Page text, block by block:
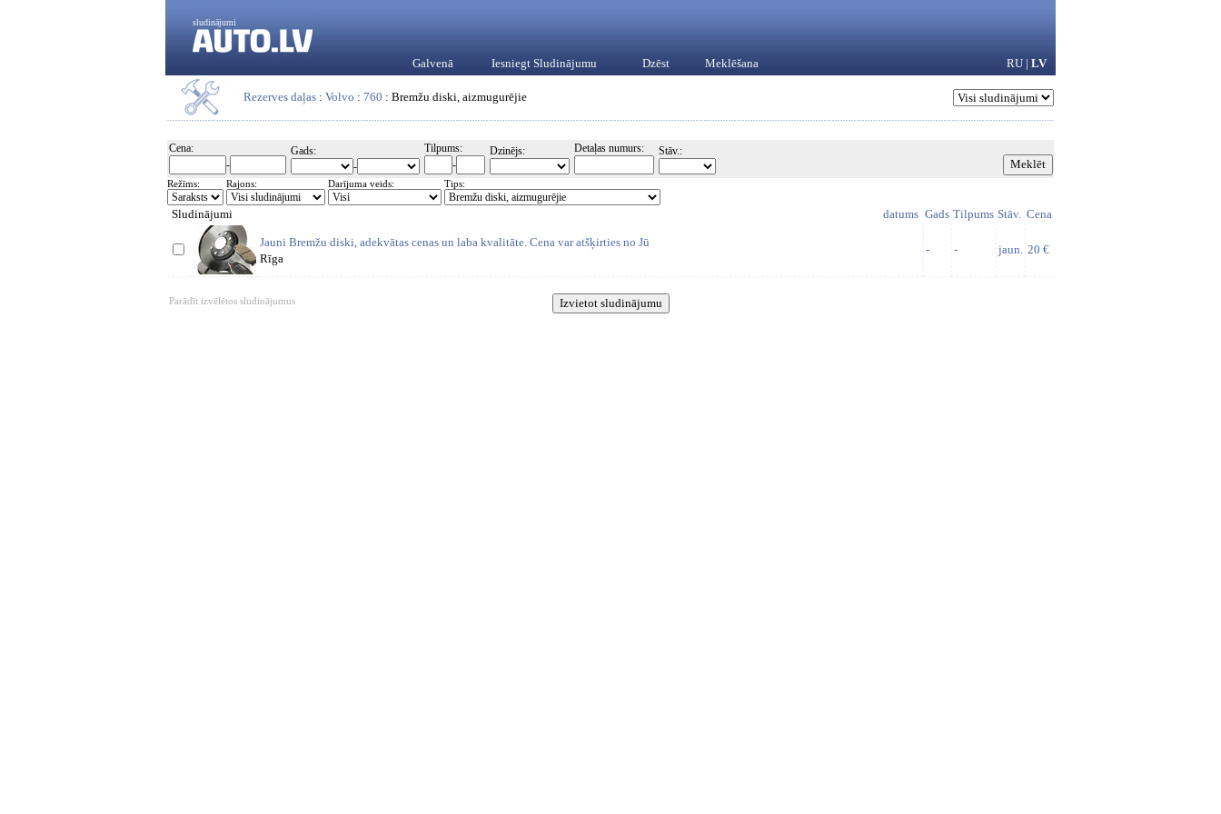
sludinājumi
Galvenā Iesniegt Sludinājumu Dzēst Meklēšana RU | LV
Rezerves daļas : Volvo : 760 : Bremžu diski, aizmugurējie
Cena:
-
Gads:
-
Tilpums:
-
Dzinējs: Detaļas numurs: Stāv.:
Režīms: Rajons: Darījuma veids: Tips:
Sludinājumi datums Gads Tilpums Stāv. Cena
Jauni Bremžu diski, adekvātas cenas un laba kvalitāte. Cena var atšķirties no Jū
Rīga
- - jaun. 20 €
Parādīt izvēlētos sludinājumus